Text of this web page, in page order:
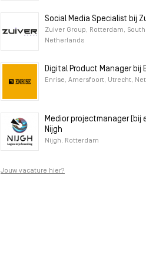
Social Media Specialist bij
Zuiver Group, Rotterdam,
Netherlands
Digital Product Manager bij
Enrise, Amersfoort, Utrecht,
Medior projectmanager (bij
Nijgh
Nijgh, Rotterdam
Jouw vacature hier?